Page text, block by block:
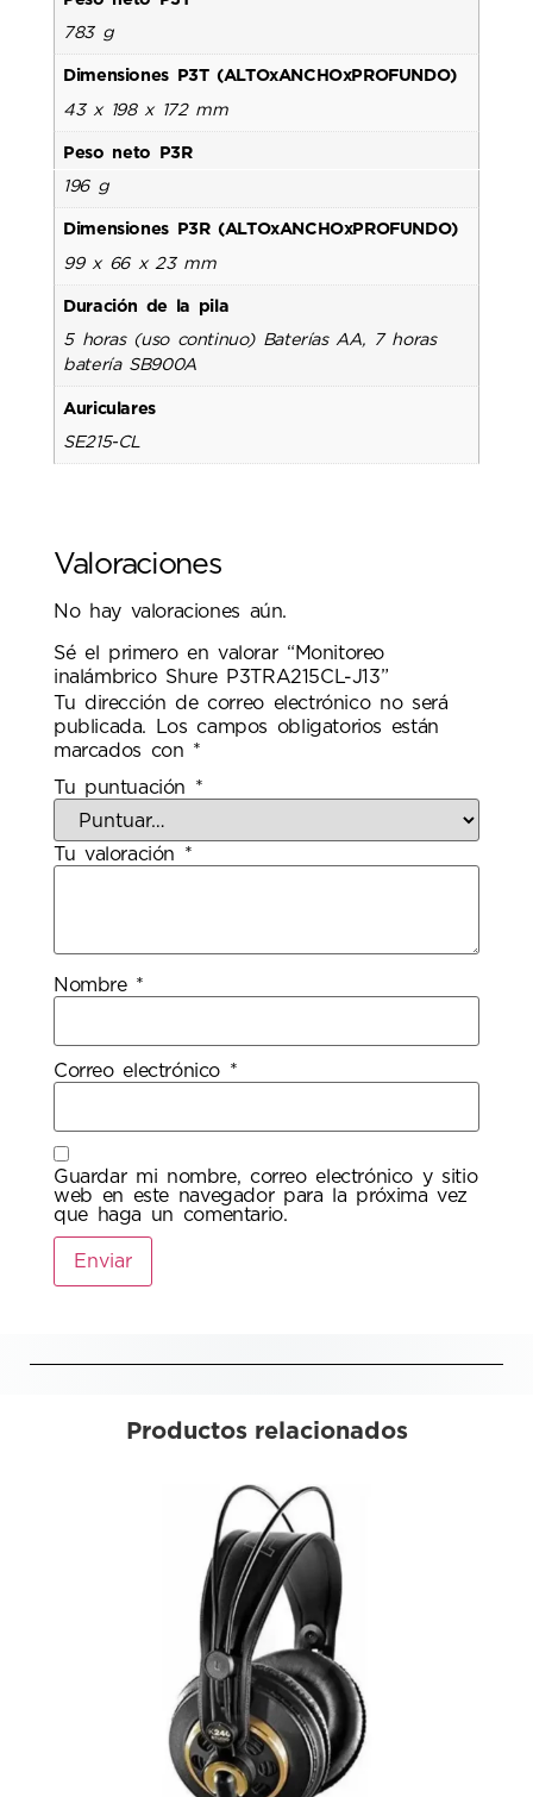
783 g
Dimensiones P3T (ALTOxANCHOxPROFUNDO)
43 x 198 x 172 mm
Peso neto P3R
196 g
Dimensiones P3R (ALTOxANCHOxPROFUNDO)
99 x 66 x 23 mm
Duración de la pila
5 horas (uso continuo) Baterías AA, 7 horas
batería SB900A
Auriculares
SE215-CL
Valoraciones
No hay valoraciones aún.
Sé el primero en valorar “Monitoreo
inalámbrico Shure P3TRA215CL-J13”
Tu dirección de correo electrónico no será
publicada.
Los campos obligatorios están
marcados con *
Tu puntuación *
Tu valoración *
Nombre *
Correo electrónico *
Guardar mi nombre, correo electrónico y sitio
web en este navegador para la próxima vez
que haga un comentario.
Productos relacionados